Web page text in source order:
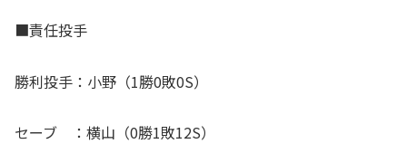
■責任投手
勝利投手：小野（1勝0敗0S）
セーブ ：横山（0勝1敗12S）